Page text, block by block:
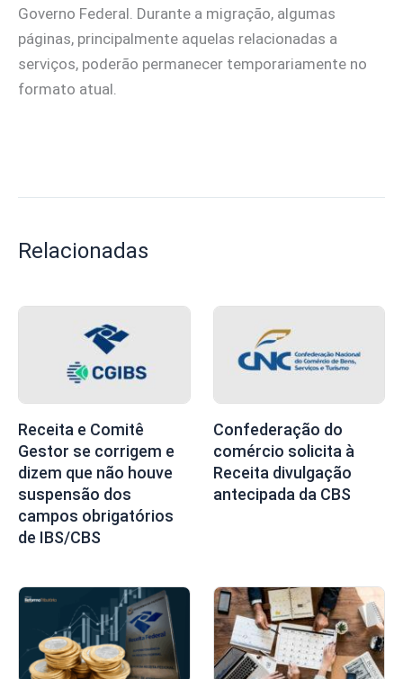
Governo Federal. Durante a migração, algumas
páginas, principalmente aquelas relacionadas a
serviços, poderão permanecer temporariamente no
formato atual.
Relacionadas
Receita e Comitê
Gestor se corrigem e
dizem que não houve
suspensão dos
campos obrigatórios
de IBS/CBS
Confederação do
comércio solicita à
Receita divulgação
antecipada da CBS